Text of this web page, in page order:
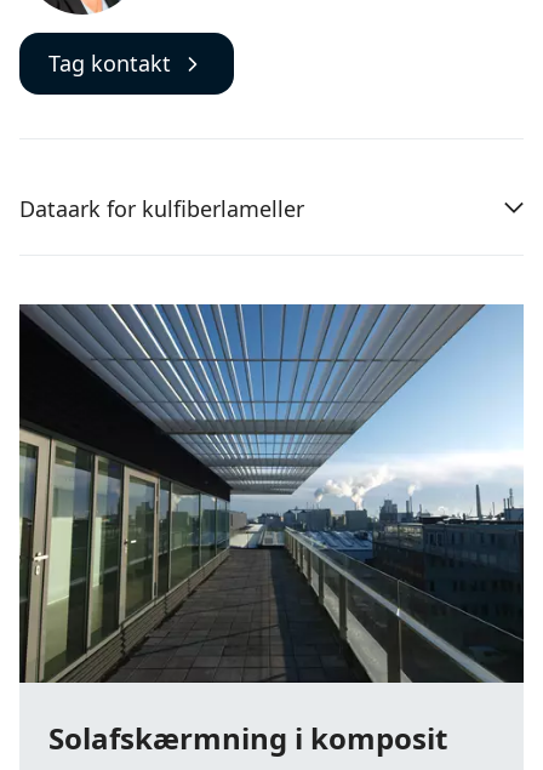
Tag kontakt
Dataark for kulfiberlameller
Solafskærmning i komposit